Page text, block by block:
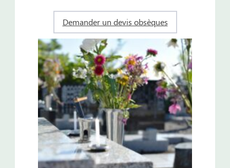
Demander un devis obsèques